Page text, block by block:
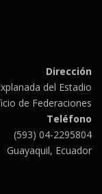
Dirección
del Estadio
de Federaciones
Teléfono
(593) 04-2295804
Guayaquil, Ecuador